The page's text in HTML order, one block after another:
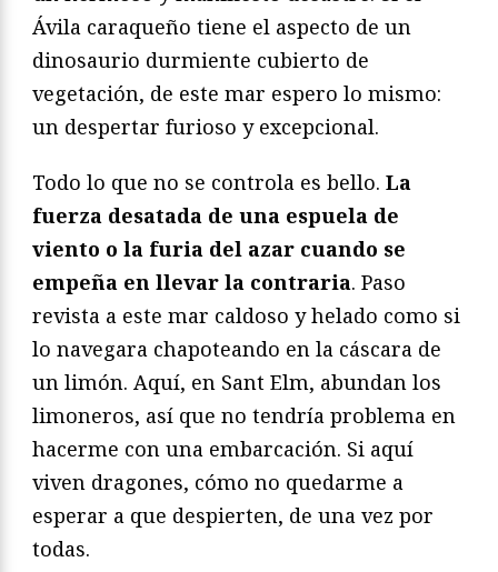
Ávila caraqueño tiene el aspecto de un
dinosaurio durmiente cubierto de
vegetación, de este mar espero lo mismo:
un despertar furioso y excepcional.
Todo lo que no se controla es bello. La
fuerza desatada de una espuela de
viento o la furia del azar cuando se
empeña en llevar la contraria. Paso
revista a este mar caldoso y helado como si
lo navegara chapoteando en la cáscara de
un limón. Aquí, en Sant Elm, abundan los
limoneros, así que no tendría problema en
hacerme con una embarcación. Si aquí
viven dragones, cómo no quedarme a
esperar a que despierten, de una vez por
todas.